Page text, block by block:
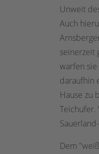
Unweit
Auch
seinerzeit
warfen
daraufhin
Hause zu
Teichufer.
Dem